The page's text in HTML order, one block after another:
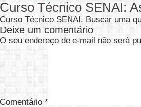
Curso Técnico SENAI:
Curso Técnico SENAI. Buscar uma
Deixe um comentário
O seu endereço de e-mail não será
Comentário *